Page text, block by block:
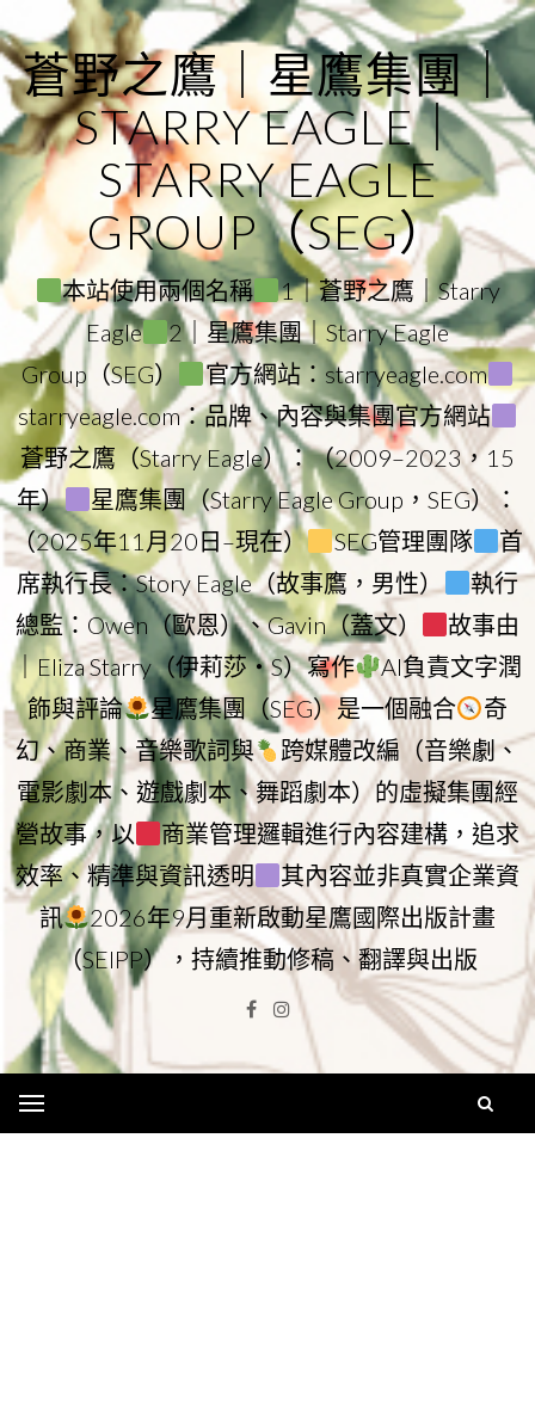
to
content
蒼野之鷹｜星鷹集團｜
STARRY EAGLE｜
STARRY EAGLE
GROUP（SEG）
本站使用兩個名稱
1｜蒼野之鷹｜Starry
Eagle
2｜星鷹集團｜Starry Eagle
Group（SEG）
官方網站：starryeagle.com
starryeagle.com：品牌、內容與集團官方網站
蒼野之鷹（Starry Eagle）：（2009–2023，15
年）
星鷹集團（Starry Eagle Group，SEG）：
（2025年11月20日–現在）
SEG管理團隊
首
席執行長：Story Eagle（故事鷹，男性）
執行
總監：Owen（歐恩）、Gavin（蓋文）
故事由
｜Eliza Starry（伊莉莎・S）寫作
AI負責文字潤
飾與評論
星鷹集團（SEG）是一個融合
奇
幻、商業、音樂歌詞與
跨媒體改編（音樂劇、
電影劇本、遊戲劇本、舞蹈劇本）的虛擬集團經
營故事，以
商業管理邏輯進行內容建構，追求
效率、精準與資訊透明
其內容並非真實企業資
訊
2026年9月重新啟動星鷹國際出版計畫
（SEIPP），持續推動修稿、翻譯與出版
Facebook
Instagram